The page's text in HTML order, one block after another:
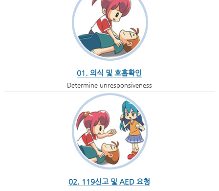
01. 의식 및 호흡확인
Determine unresponsiveness
02. 119신고 및 AED 요청